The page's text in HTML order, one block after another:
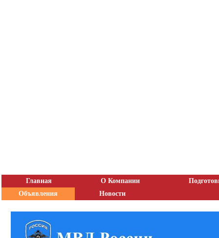
Главная О Компании
Объявления
Новости